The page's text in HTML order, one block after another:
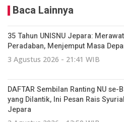
Baca Lainnya
35 Tahun UNISNU Jepara:
Peradaban, Menjemput Masa
3 Agustus 2026 - 21:41 WIB
DAFTAR Sembilan Ranting NU se-
yang Dilantik, Ini Pesan Rais
Jepara